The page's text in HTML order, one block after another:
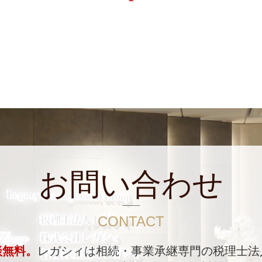
お問い合わせ
CONTACT
料。
レガシィは相続・事業承継専門の税理士